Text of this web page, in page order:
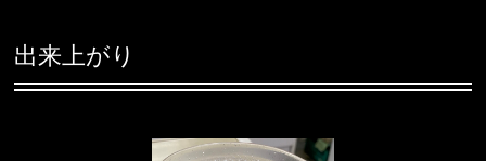
出来上がり